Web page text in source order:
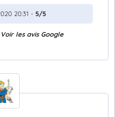
20:31 - 5/5
Voir les avis Google